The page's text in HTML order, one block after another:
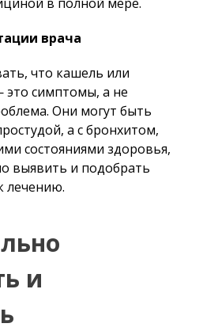
врача
что кашель или
симптомы, а не
Они могут быть
а с бронхитом,
состояниями здоровья,
выявить и подобрать
лечению.
и